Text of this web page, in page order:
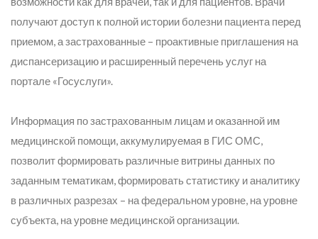
получают доступ к полной истории болезни пациента перед
приемом, а застрахованные – проактивные приглашения на
диспансеризацию и расширенный перечень услуг на
портале «Госуслуги».
Информация по застрахованным лицам и оказанной им
медицинской помощи, аккумулируемая в ГИС ОМС,
позволит формировать различные витрины данных по
заданным тематикам, формировать статистику и аналитику
в различных разрезах – на федеральном уровне, на уровне
субъекта, на уровне медицинской организации.